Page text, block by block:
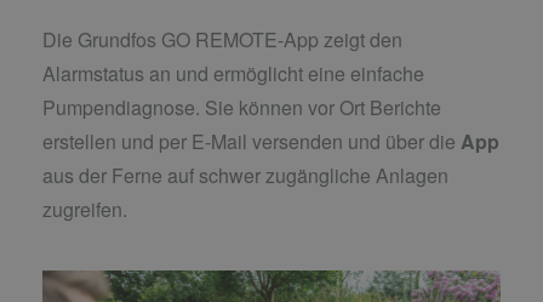
Die Grundfos GO REMOTE-App zeigt den
Alarmstatus an und ermöglicht eine einfache
Pumpendiagnose. Sie können vor Ort Berichte
erstellen und per E-Mail versenden und über die App
aus der Ferne auf schwer zugängliche Anlagen
zugreifen.